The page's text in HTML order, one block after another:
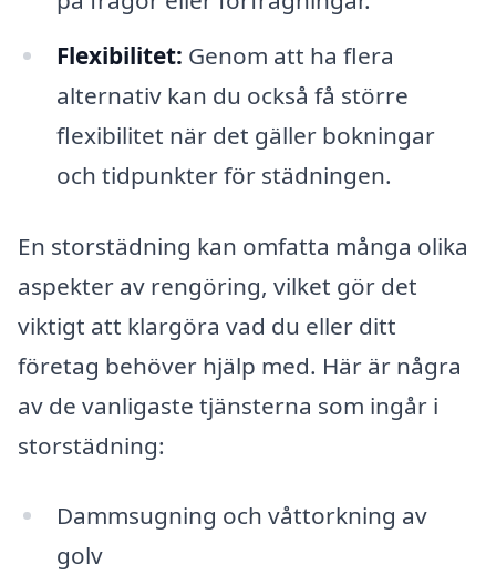
Flexibilitet: Genom att ha flera
alternativ kan du också få större
flexibilitet när det gäller bokningar
och tidpunkter för städningen.
En storstädning kan omfatta många olika
aspekter av rengöring, vilket gör det
viktigt att klargöra vad du eller ditt
företag behöver hjälp med. Här är några
av de vanligaste tjänsterna som ingår i
storstädning:
Dammsugning och våttorkning av
golv